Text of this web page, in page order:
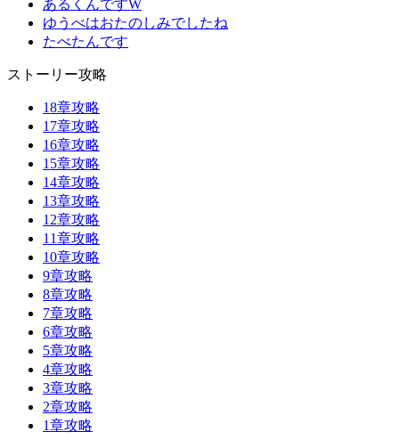
あるくんですW
ゆうべはおたのしみでしたね
たべたんです
ストーリー攻略
18章攻略
17章攻略
16章攻略
15章攻略
14章攻略
13章攻略
12章攻略
11章攻略
10章攻略
9章攻略
8章攻略
7章攻略
6章攻略
5章攻略
4章攻略
3章攻略
2章攻略
1章攻略